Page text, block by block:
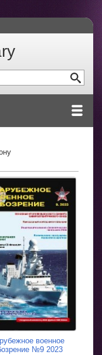
военное
№9 2023